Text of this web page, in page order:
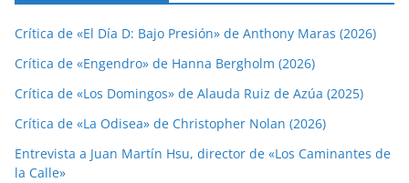
Crítica de «El Día D: Bajo Presión» de Anthony Maras (2026)
Crítica de «Engendro» de Hanna Bergholm (2026)
Crítica de «Los Domingos» de Alauda Ruiz de Azúa (2025)
Crítica de «La Odisea» de Christopher Nolan (2026)
Entrevista a Juan Martín Hsu, director de «Los Caminantes de
la Calle»